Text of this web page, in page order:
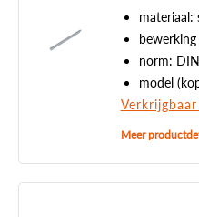
materiaal:
norm:
model
Meer